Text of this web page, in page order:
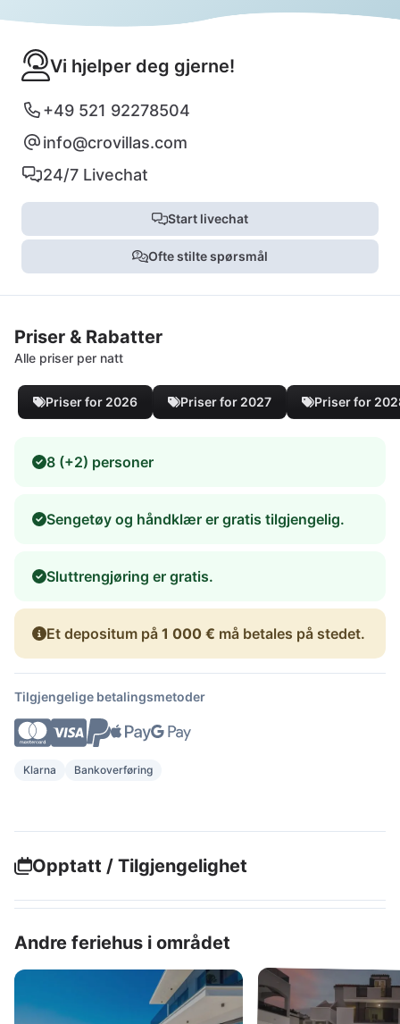
Vi hjelper deg gjerne!
+49 521 92278504
info@crovillas.com
24/7 Livechat
Start livechat
Ofte stilte spørsmål
Priser & Rabatter
Alle priser per natt
Priser for 2026 Priser for 2027 Priser for
8 (+2) personer
Sengetøy og håndklær er gratis tilgjengelig.
Sluttrengjøring er gratis.
Et depositum på 1 000 € må betales på stedet.
Tilgjengelige betalingsmetoder
Klarna Bankoverføring
Opptatt / Tilgjengelighet
Andre feriehus i området